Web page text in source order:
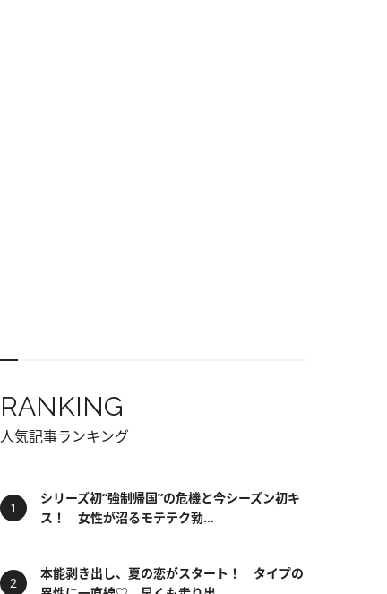
RANKING
人気記事ランキング
シリーズ初“強制帰国”の危機と今シーズン初キ
ス！ 女性が沼るモテテク勃...
本能剥き出し、夏の恋がスタート！ タイプの